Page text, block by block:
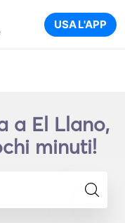
USA L'APP
a El Llano,
minuti!